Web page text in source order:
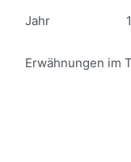
Jahr
Erwähnungen im